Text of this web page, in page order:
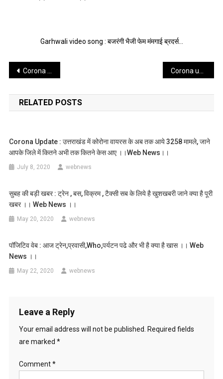
Garhwali video song : बजरंगी भैजी फेम मंमगाई ब्रदर्स…
Post
navigation
Corona update : उत्तराखंड में कोरोना वायरस के अब तक आये 7065 केस, जाने आपके जिले की कोरोना संक्रमितों की संख्या ।।web news।।
RELATED POSTS
Corona Update : उत्तराखंड में कोरोना वायरस के अब तक आये 3258 मामले, जाने
आपके जिले में कितने अभी तक कितने केस आए ।।web News।।
July 8, 2020 webnews
सुबह की बड़ी खबर : ट्रेन , बस, विक्रम , टैक्सी सब के लिये है खुशखबरी जाने क्या है पूरी
खबर ।। Web News ।।
May 20, 2020 webnews
पॉजिटिव वेब : आज ट्रेन,प्रवासी,who,पर्यटन पढे और भी है क्या है खास ।। Web
News ।।
May 22, 2020 webnews
Leave a Reply
Your email address will not be published.
Required fields
are marked *
Comment*